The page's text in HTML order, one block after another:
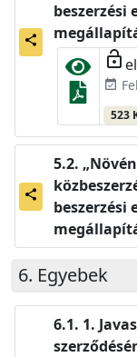
share
beszerzési
lock_open
event_available
523
share
beszerzési
Egyebek
1.